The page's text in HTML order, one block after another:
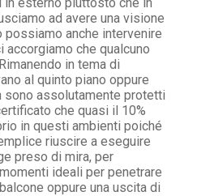
ad avere una visione
possiamo anche intervenire
che qualcuno
in tema di
al quinto piano oppure
sono assolutamente protetti
che quasi il 10%
in questi ambienti poiché
riuscire a eseguire
preso di mira, per
ideali per penetrare
oppure una uscita di